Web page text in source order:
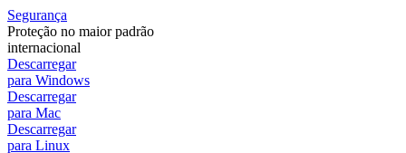
Segurança
Proteção no maior padrão
internacional
Descarregar
para Windows
Descarregar
para Mac
Descarregar
para Linux